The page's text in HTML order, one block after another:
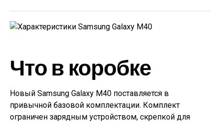
Что в коробке
Новый Samsung Galaxy M40 поставляется в
привычной базовой комплектации. Комплект
ограничен зарядным устройством, скрепкой для